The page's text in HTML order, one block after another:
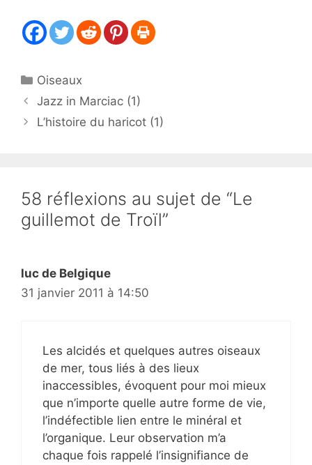
Catégories
Oiseaux
Jazz in Marciac (1)
L’histoire du haricot (1)
58 réflexions au sujet de “Le
guillemot de Troïl”
luc de Belgique
31 janvier 2011 à 14:50
Les alcidés et quelques autres oiseaux
de mer, tous liés à des lieux
inaccessibles, évoquent pour moi mieux
que n’importe quelle autre forme de vie,
l’indéfectible lien entre le minéral et
l’organique. Leur observation m’a
chaque fois rappelé l’insignifiance de